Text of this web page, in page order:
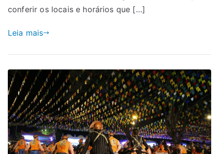
conferir os locais e horários que […]
Leia mais